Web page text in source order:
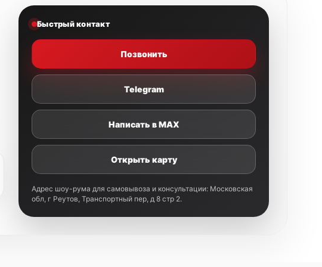
и долговечным.
и поддержка
представитель STR Suspension в РФ
, мы предлагаем
услуг по
обслуживанию и ремонту
амортизаторов
оснащена всем необходимым, а опыт более 10 лет в
и обслуживании спортивных амортизаторов
высокое качество работ.
Быстрый контакт
Позвонить
Telegram
Написать в MAX
Открыть карту
Адрес шоу-рума для самовывоза и консультации: Московская
обл, г Реутов, Транспортный пер, д 8 стр 2.